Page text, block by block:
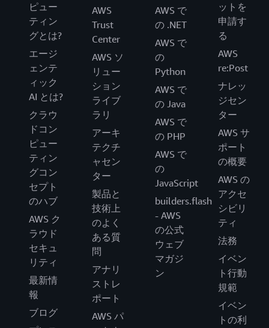
ピュー
ティン
グとは?
エージ
ェンテ
ィック
AI とは?
クラウ
ドコン
ピュー
ティン
グコン
セプト
のハブ
AWS ク
ラウド
セキュ
リティ
最新情
報
ブログ
AWS
Trust
Center
AWS ソ
リュー
ション
ライブ
ラリ
アーキ
テクチ
ャセン
ター
製品と
技術上
のよく
ある質
問
アナリ
ストレ
ポート
AWS パ
AWS で
の .NET
AWS で
の
Python
AWS で
の Java
AWS で
の PHP
AWS で
の
JavaScript
builders.flash
- AWS
の公式
ウェブ
マガジ
ン
ットを
申請す
る
AWS
re:Post
ナレッ
ジセン
ター
AWS サ
ポート
の概要
AWS の
アクセ
シビリ
ティ
法務
イベン
ト行動
規範
イベン
トの利